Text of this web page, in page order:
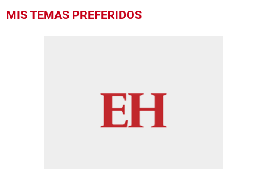
MIS TEMAS PREFERIDOS